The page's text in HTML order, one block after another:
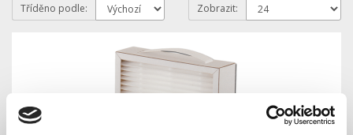
Tříděno podle: Zobrazit: